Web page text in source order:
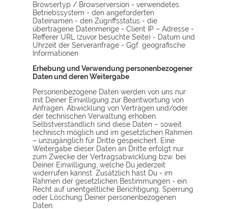
Browsertyp / Browserversion - verwendetes
Betriebssystem - den angeforderten
Dateinamen - den Zugriffsstatus - die
übertragene Datenmenge - Client IP – Adresse -
Refferer URL (zuvor besuchte Seite) - Datum und
Uhrzeit der Serveranfrage - Ggf. geografische
Informationen
Erhebung und Verwendung personenbezogener
Daten und deren Weitergabe
Personenbezogene Daten werden von uns nur
mit Deiner Einwilligung zur Beantwortung von
Anfragen, Abwicklung von Verträgen und/oder
der technischen Verwaltung erhoben.
Selbstverständlich sind diese Daten – soweit
technisch möglich und im gesetzlichen Rahmen
– unzugänglich für Dritte gespeichert. Eine
Weitergabe dieser Daten an Dritte erfolgt nur
zum Zwecke der Vertragsabwicklung bzw. bei
Deiner Einwilligung, welche Du jederzeit
widerrufen kannst. Zusätzlich hast Du - im
Rahmen der gesetzlichen Bestimmungen - ein
Recht auf unentgeltliche Berichtigung, Sperrung
oder Löschung Deiner personenbezogenen
Daten.